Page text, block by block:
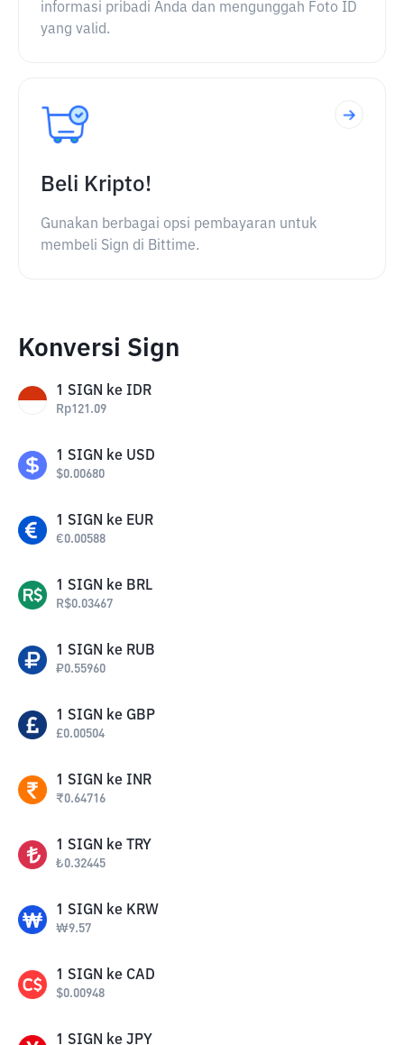
informasi pribadi Anda dan mengunggah Foto ID
yang valid.
Beli Kripto!
Gunakan berbagai opsi pembayaran untuk
membeli Sign di Bittime.
Konversi Sign
1 SIGN ke IDR
Rp121.09
1 SIGN ke USD
$0.00680
1 SIGN ke EUR
€0.00588
1 SIGN ke BRL
R$0.03467
1 SIGN ke RUB
₽0.55960
1 SIGN ke GBP
£0.00504
1 SIGN ke INR
₹0.64716
1 SIGN ke TRY
₺0.32445
1 SIGN ke KRW
₩9.57
1 SIGN ke CAD
$0.00948
1 SIGN ke JPY